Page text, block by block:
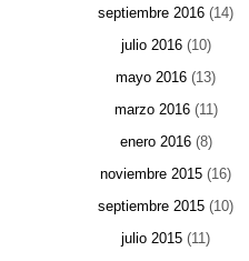
septiembre 2016 (14)
julio 2016(10)
mayo 2016 (13)
marzo 2016(11)
enero 2016(8)
noviembre 2015 (16)
septiembre 2015 (10)
julio 2015 (11)